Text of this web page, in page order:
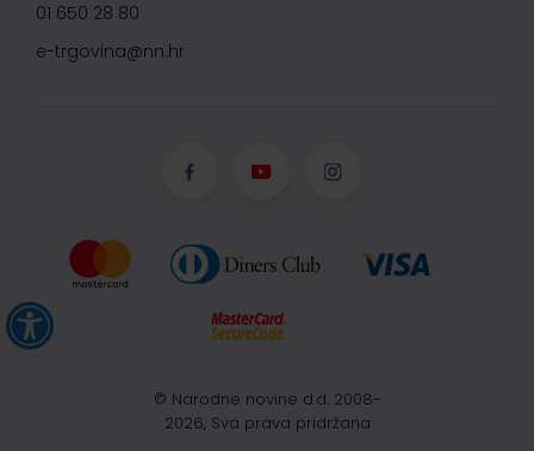
01 650 28 80
e-trgovina@nn.hr
© Narodne novine d.d. 2008-
2026, Sva prava pridržana